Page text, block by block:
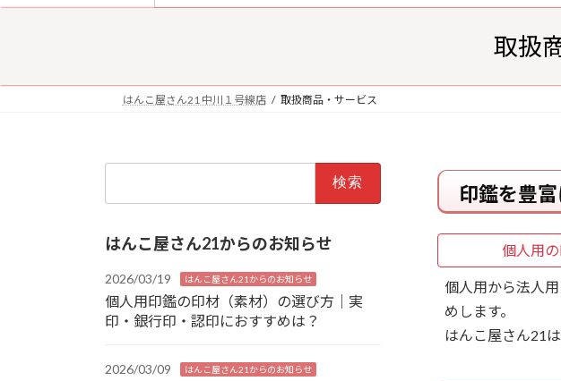
取扱
はんこ屋さん21 中川１号線店 取扱商品・サービス
印鑑を豊
個人用
個人用から法人
めします。
はんこ屋さん21
はんこ屋さん21からのお知らせ
2026/03/19 はんこ屋さん21からのお知らせ
個人用印鑑の印材（素材）の選び方｜実
印・銀行印・認印におすすめは？
2026/03/09 はんこ屋さん21からのお知らせ